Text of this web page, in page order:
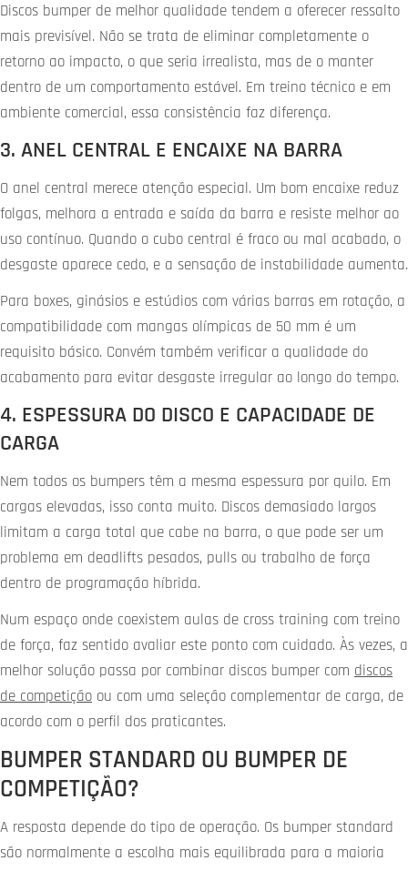
Discos bumper de melhor qualidade tendem a oferecer ressalto
mais previsível. Não se trata de eliminar completamente o
retorno ao impacto, o que seria irrealista, mas de o manter
dentro de um comportamento estável. Em treino técnico e em
ambiente comercial, essa consistência faz diferença.
3. ANEL CENTRAL E ENCAIXE NA BARRA
O anel central merece atenção especial. Um bom encaixe reduz
folgas, melhora a entrada e saída da barra e resiste melhor ao
uso contínuo. Quando o cubo central é fraco ou mal acabado, o
desgaste aparece cedo, e a sensação de instabilidade aumenta.
Para boxes, ginásios e estúdios com várias barras em rotação, a
compatibilidade com mangas olímpicas de 50 mm é um
requisito básico. Convém também verificar a qualidade do
acabamento para evitar desgaste irregular ao longo do tempo.
4. ESPESSURA DO DISCO E CAPACIDADE DE
CARGA
Nem todos os bumpers têm a mesma espessura por quilo. Em
cargas elevadas, isso conta muito. Discos demasiado largos
limitam a carga total que cabe na barra, o que pode ser um
problema em deadlifts pesados, pulls ou trabalho de força
dentro de programação híbrida.
Num espaço onde coexistem aulas de cross training com treino
de força, faz sentido avaliar este ponto com cuidado. Às vezes, a
melhor solução passa por combinar discos bumper com discos
de competição ou com uma seleção complementar de carga, de
acordo com o perfil dos praticantes.
BUMPER STANDARD OU BUMPER DE
COMPETIÇÃO?
A resposta depende do tipo de operação. Os bumper standard
são normalmente a escolha mais equilibrada para a maioria